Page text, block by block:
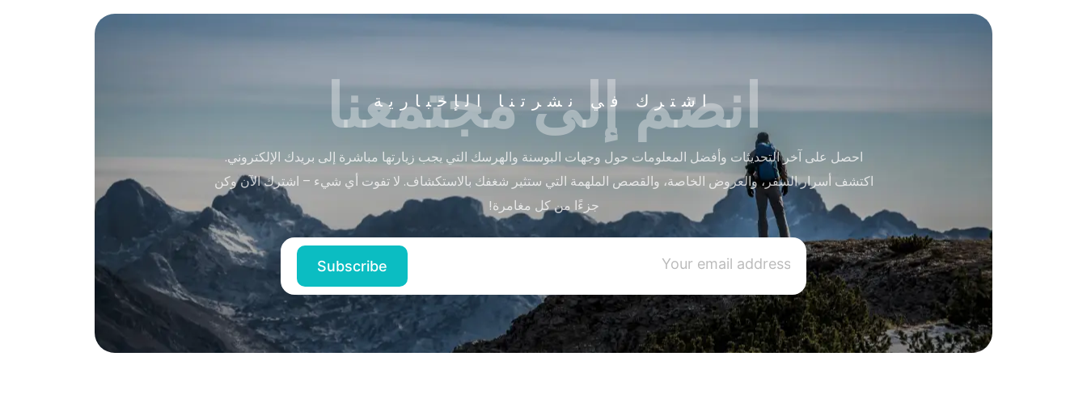
اشترك في نشرتنا الإخبارية
انضم إلى مجتمعنا
احصل على آخر التحديثات وأفضل المعلومات حول وجهات البوسنة والهرسك التي يجب زيارتها مباشرة إلى بريدك الإلكتروني.
اكتشف أسرار السفر، والعروض الخاصة، والقصص الملهمة التي ستثير شغفك بالاستكشاف. لا تفوت أي شيء – اشترك الآن وكن
جزءًا من كل مغامرة!